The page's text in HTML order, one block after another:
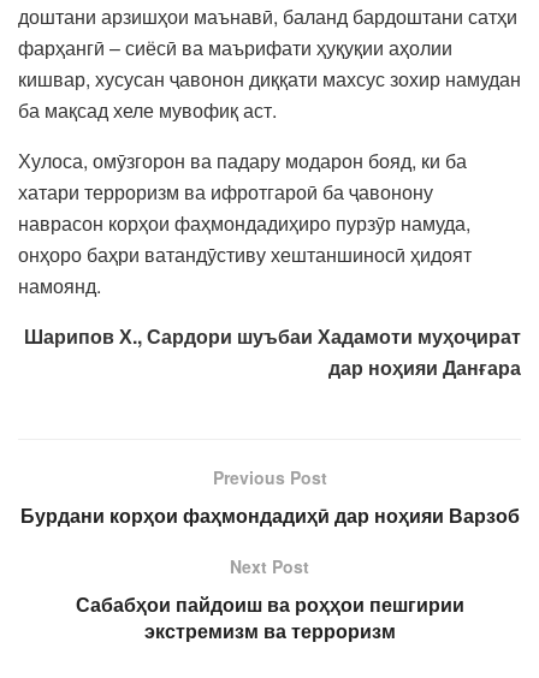
доштани арзишҳои маънавӣ, баланд бардоштани сатҳи
фарҳангӣ – сиёсӣ ва маърифати ҳуқуқии аҳолии
кишвар, хусусан ҷавонон диққати махсус зохир намудан
ба мақсад хеле мувофиқ аст.
Хулоса, омӯзгорон ва падару модарон бояд, ки ба
хатари терроризм ва ифротгароӣ ба ҷавонону
наврасон корҳои фаҳмондадиҳиро пурзӯр намуда,
онҳоро баҳри ватандӯстиву хештаншиносӣ ҳидоят
намоянд.
Шарипов Х.,Сардори шуъбаи Хадамоти муҳоҷират
дар ноҳияи Данғара
Previous Post
Бурдани корҳои фаҳмондадиҳӣ дар ноҳияи Варзоб
Next Post
Сабабҳои пайдоиш ва роҳҳои пешгирии
экстремизм ва терроризм